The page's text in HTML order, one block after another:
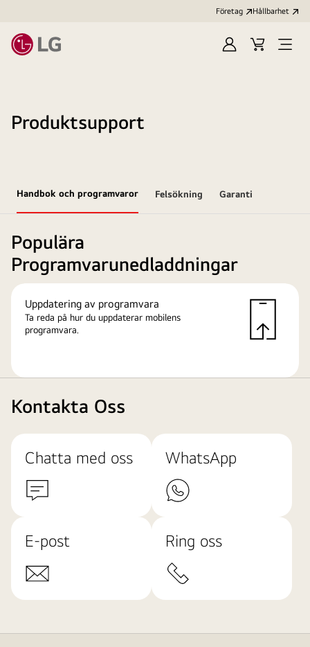
Företag Hållbarhet
LoggaKundvagn
Produktsupport
Handbok och programvaror Felsökning Garanti
Populära
Programvarunedladdningar
Uppdatering av programvara
Ta reda på hur du uppdaterar mobilens
programvara.
Kontakta Oss
Chatta med oss WhatsApp
E-post Ring oss